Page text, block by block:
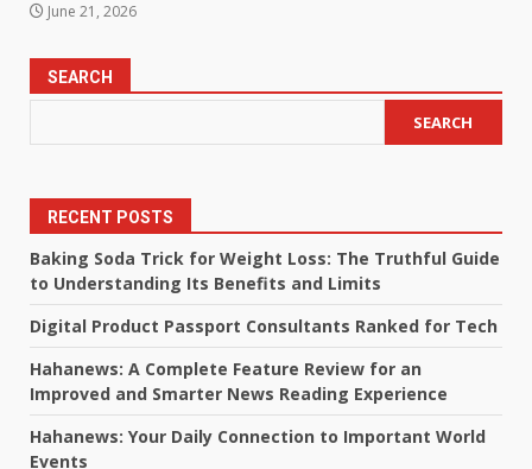
June 21, 2026
SEARCH
SEARCH
RECENT POSTS
Baking Soda Trick for Weight Loss: The Truthful Guide
to Understanding Its Benefits and Limits
Digital Product Passport Consultants Ranked for Tech
Hahanews: A Complete Feature Review for an
Improved and Smarter News Reading Experience
Hahanews: Your Daily Connection to Important World
Events